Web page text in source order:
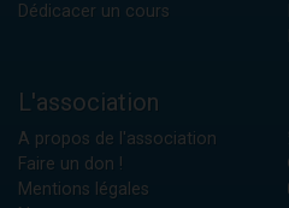
Dédicacer un cours
L'association
A propos de l'association
Faire un don !
Mentions légales